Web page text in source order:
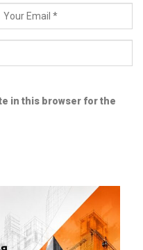
in this browser for the